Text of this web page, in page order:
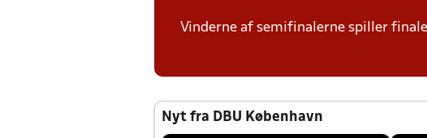
Vinderne af semifinalerne spiller
Nyt fra DBU København